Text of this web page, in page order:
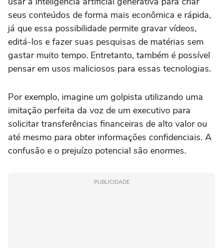
seus conteúdos de forma mais econômica e rápida,
já que essa possibilidade permite gravar vídeos,
editá-los e fazer suas pesquisas de matérias sem
gastar muito tempo. Entretanto, também é possível
pensar em usos maliciosos para essas tecnologias.
Por exemplo, imagine um golpista utilizando uma
imitação perfeita da voz de um executivo para
solicitar transferências financeiras de alto valor ou
até mesmo para obter informações confidenciais. A
confusão e o prejuízo potencial são enormes.
PUBLICIDADE